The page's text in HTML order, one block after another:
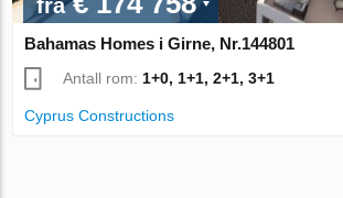
fra
Bahamas Homes i Girne, Nr.144801
Antall rom: 1+0, 1+1, 2+1, 3+1
Cyprus Constructions